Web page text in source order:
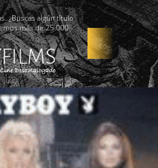
¿Buscas algún título
más de 25.000